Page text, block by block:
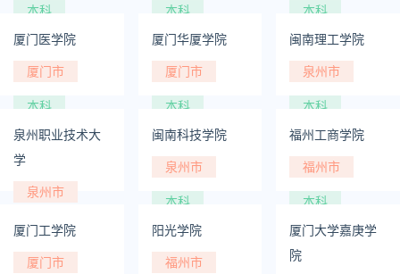
本科 本科
本科
厦门医学院
厦门市
本科
厦门华厦学院
厦门市
本科
闽南理工学院
泉州市
本科
泉州职业技术大
学
泉州市
本科
闽南科技学院
泉州市
本科
福州工商学院
福州市
本科
厦门工学院
厦门市
阳光学院
福州市
厦门大学嘉庚学
院